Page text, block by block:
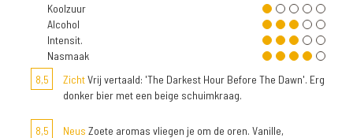
Koolzuur
Alcohol
Intensit.
Nasmaak
8,5
ZichtVrij vertaald: 'The Darkest Hour Before The Dawn'. Erg
donker bier met een beige schuimkraag.
8,5 Neus Zoete aromas vliegen je om de oren. Vanille,